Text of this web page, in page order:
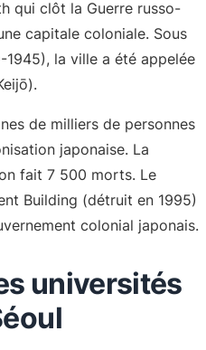
qui clôt la Guerre russo-
capitale coloniale. Sous
1945), la ville a été appelée
de milliers de personnes
japonaise. La
fait 7 500 morts. Le
Building (détruit en 1995)
colonial japonais.
universités